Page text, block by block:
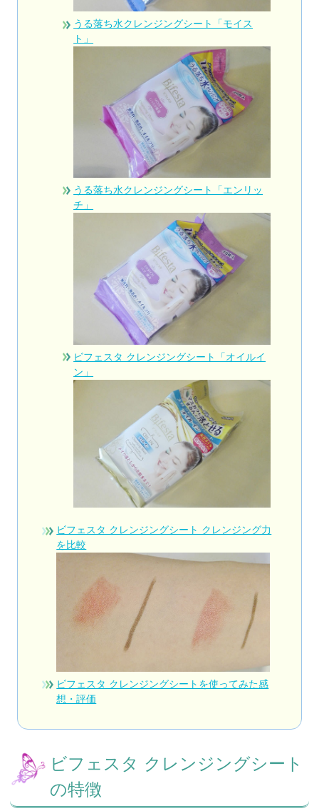
うる落ち水クレンジングシート「モイス
ト」
うる落ち水クレンジングシート「エンリッ
チ」
ビフェスタ クレンジングシート「オイルイ
ン」
ビフェスタ クレンジングシート クレンジング力
を比較
ビフェスタ クレンジングシートを使ってみた感
想・評価
ビフェスタ クレンジングシート
の特徴